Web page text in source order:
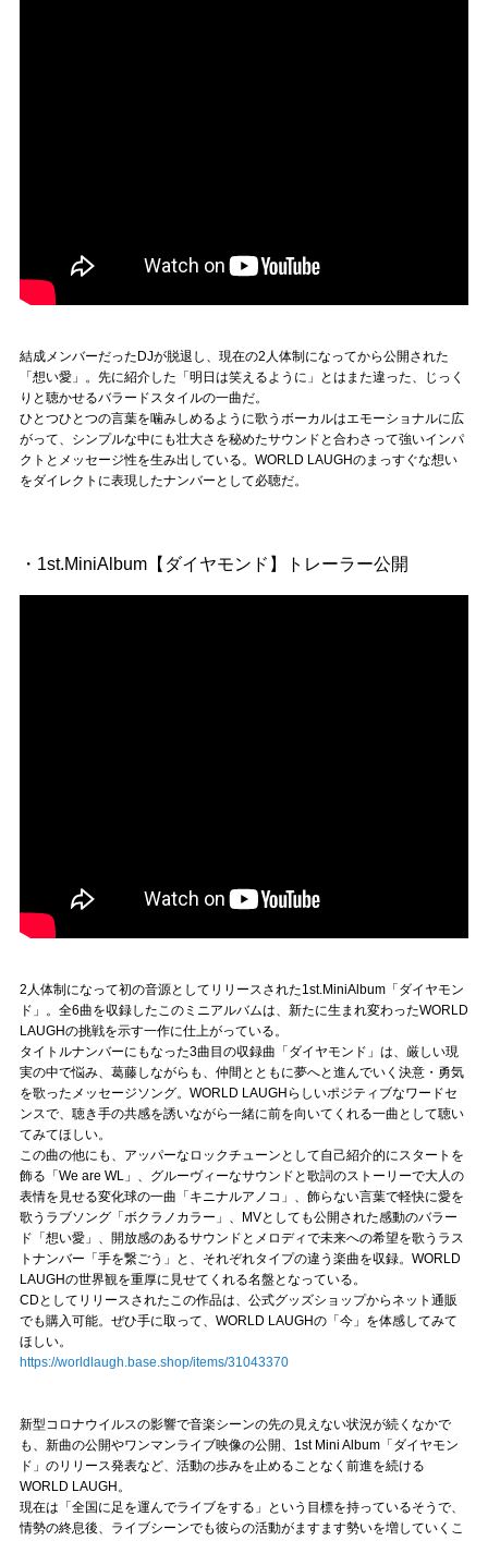
結成メンバーだったDJが脱退し、現在の2人体制になってから公開された
「想い愛」。先に紹介した「明日は笑えるように」とはまた違った、じっく
りと聴かせるバラードスタイルの一曲だ。
ひとつひとつの言葉を噛みしめるように歌うボーカルはエモーショナルに広
がって、シンプルな中にも壮大さを秘めたサウンドと合わさって強いインパ
クトとメッセージ性を生み出している。WORLD LAUGHのまっすぐな想い
をダイレクトに表現したナンバーとして必聴だ。
・1st.MiniAlbum【ダイヤモンド】トレーラー公開
2人体制になって初の音源としてリリースされた1st.MiniAlbum「ダイヤモン
ド」。全6曲を収録したこのミニアルバムは、新たに生まれ変わったWORLD
LAUGHの挑戦を示す一作に仕上がっている。
タイトルナンバーにもなった3曲目の収録曲「ダイヤモンド」は、厳しい現
実の中で悩み、葛藤しながらも、仲間とともに夢へと進んでいく決意・勇気
を歌ったメッセージソング。WORLD LAUGHらしいポジティブなワードセ
ンスで、聴き手の共感を誘いながら一緒に前を向いてくれる一曲として聴い
てみてほしい。
この曲の他にも、アッパーなロックチューンとして自己紹介的にスタートを
飾る「We are WL」、グルーヴィーなサウンドと歌詞のストーリーで大人の
表情を見せる変化球の一曲「キニナルアノコ」、飾らない言葉で軽快に愛を
歌うラブソング「ボクラノカラー」、MVとしても公開された感動のバラー
ド「想い愛」、開放感のあるサウンドとメロディで未来への希望を歌うラス
トナンバー「手を繋ごう」と、それぞれタイプの違う楽曲を収録。WORLD
LAUGHの世界観を重厚に見せてくれる名盤となっている。
CDとしてリリースされたこの作品は、公式グッズショップからネット通販
でも購入可能。ぜひ手に取って、WORLD LAUGHの「今」を体感してみて
ほしい。
https://worldlaugh.base.shop/items/31043370
新型コロナウイルスの影響で音楽シーンの先の見えない状況が続くなかで
も、新曲の公開やワンマンライブ映像の公開、1st Mini Album「ダイヤモン
ド」のリリース発表など、活動の歩みを止めることなく前進を続ける
WORLD LAUGH。
現在は「全国に足を運んでライブをする」という目標を持っているそうで、
情勢の終息後、ライブシーンでも彼らの活動がますます勢いを増していくこ